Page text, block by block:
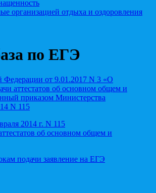
организацией отдыха и оздоровления
по ЕГЭ
Федерации от 9.01.2017 N 3 «О
аттестатов об основном общем и
приказом Министерства
N 115
2014 г. N 115
об основном общем и
подачи заявление на ЕГЭ